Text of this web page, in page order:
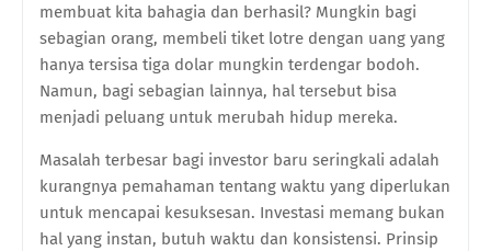
membuat kita bahagia dan berhasil? Mungkin bagi
sebagian orang, membeli tiket lotre dengan uang yang
hanya tersisa tiga dolar mungkin terdengar bodoh.
Namun, bagi sebagian lainnya, hal tersebut bisa
menjadi peluang untuk merubah hidup mereka.
Masalah terbesar bagi investor baru seringkali adalah
kurangnya pemahaman tentang waktu yang diperlukan
untuk mencapai kesuksesan. Investasi memang bukan
hal yang instan, butuh waktu dan konsistensi. Prinsip